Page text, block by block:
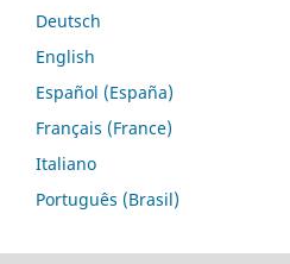
Deutsch
English
Español (España)
Français (France)
Italiano
Português (Brasil)